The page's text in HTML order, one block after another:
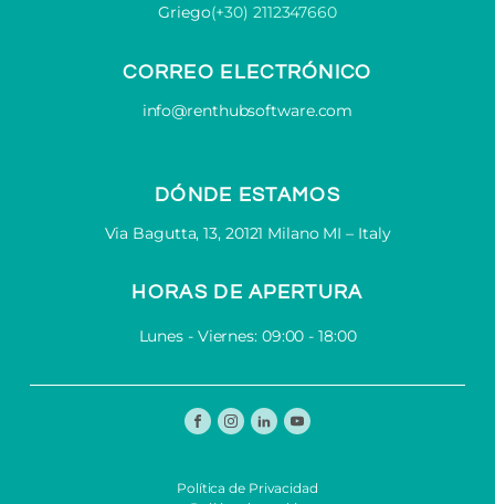
Griego(+30) 2112347660
CORREO ELECTRÓNICO
info@renthubsoftware.com
DÓNDE ESTAMOS
Via Bagutta, 13, 20121 Milano MI – Italy
HORAS DE APERTURA
Lunes - Viernes: 09:00 - 18:00
Política de Privacidad